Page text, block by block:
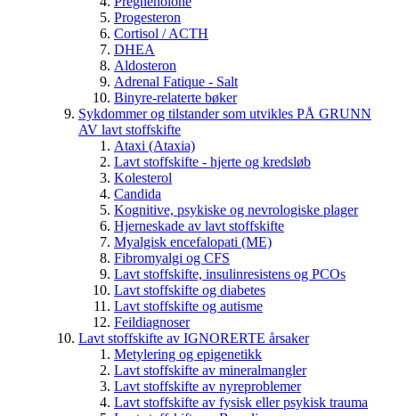
Progesteron
Cortisol / ACTH
DHEA
Aldosteron
Adrenal Fatique - Salt
Binyre-relaterte bøker
Sykdommer og tilstander som utvikles PÅ GRUNN
AV lavt stoffskifte
Ataxi (Ataxia)
Lavt stoffskifte - hjerte og kredsløb
Kolesterol
Candida
Kognitive, psykiske og nevrologiske plager
Hjerneskade av lavt stoffskifte
Myalgisk encefalopati (ME)
Fibromyalgi og CFS
Lavt stoffskifte, insulinresistens og PCOs
Lavt stoffskifte og diabetes
Lavt stoffskifte og autisme
Feildiagnoser
Lavt stoffskifte av IGNORERTE årsaker
Metylering og epigenetikk
Lavt stoffskifte av mineralmangler
Lavt stoffskifte av nyreproblemer
Lavt stoffskifte av fysisk eller psykisk trauma